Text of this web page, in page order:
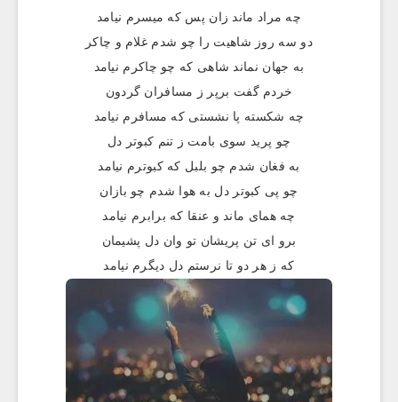
چه مراد ماند زان پس که میسرم نیامد
دو سه روز شاهیت را چو شدم غلام و چاکر
به جهان نماند شاهی که چو چاکرم نیامد
خردم گفت برپر ز مسافران گردون
چه شکسته پا نشستی که مسافرم نیامد
چو پرید سوی بامت ز تنم کبوتر دل
به فغان شدم چو بلبل که کبوترم نیامد
چو پی کبوتر دل به هوا شدم چو بازان
چه همای ماند و عنقا که برابرم نیامد
برو ای تن پریشان تو وان دل پشیمان
که ز هر دو تا نرستم دل دیگرم نیامد